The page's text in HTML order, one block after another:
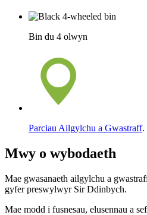
Bin du 4 olwyn
Parciau Ailgylchu a Gwastraff.
Mwy o wybodaeth
Mae gwasanaeth ailgylchu a
gyfer preswylwyr Sir Ddinbych.
Mae modd i fusnesau, elusennau a